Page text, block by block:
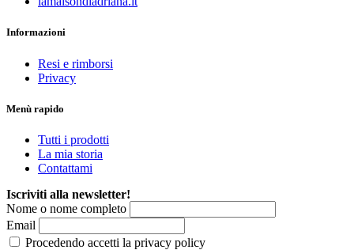
Informazioni
Resi e rimborsi
Privacy
Menù rapido
Tutti i prodotti
La mia storia
Contattami
Iscriviti alla newsletter!
Nome o nome completo
Email
Procedendo accetti la privacy policy